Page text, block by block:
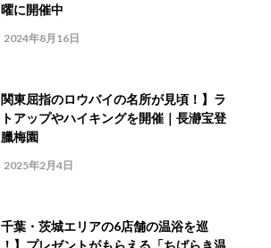
に開催中
2024年8月16日
関東屈指のロウバイの名所が見頃！】ラ
アップやハイキングを開催｜長瀞宝登
梅園
2025年2月4日
千葉・茨城エリアの6店舗の温浴を巡
】プレゼントがもらえる「ちばらき温